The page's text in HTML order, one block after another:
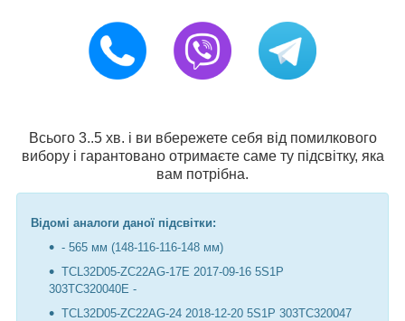
Всього 3..5 хв. і ви вбережете себя від помилкового
вибору і гарантовано отримаєте саме ту підсвітку, яка
вам потрібна.
Відомі аналоги даної підсвітки:
- 565 мм (148-116-116-148 мм)
TCL32D05-ZC22AG-17E 2017-09-16 5S1P
303TC320040E -
TCL32D05-ZC22AG-24 2018-12-20 5S1P 303TC320047